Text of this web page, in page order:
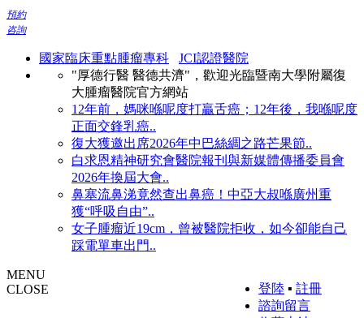
預約
咨詢
國家臨床重點腫瘤專科
JCI認證醫院
"厚德行醫 醫德共濟"，歡迎光臨暨南大學附屬復
大腫瘤醫院官方網站
12年前，媽咪喺呢度打贏舌癌；12年後，我喺呢度
正面交鋒乳癌..
復大獲邀出席2026年中巴絲綢之路芒果節..
白求恩精神研究會醫院報刊與新媒體傳播委員會
2026年換屆大會..
鼻塞流鼻涕竟然查出鼻癌！中亞大叔喺廣州重
獲“呼吸自由”..
女子腫瘤近19cm，曾被醫院拒收，如今卻能自己
踩電單車出門..
登陸 ▪ 註冊
諮詢留言
MENU
CLOSE